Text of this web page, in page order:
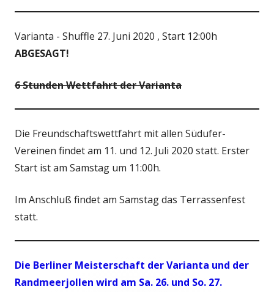
Varianta - Shuffle 27. Juni 2020 , Start 12:00h
ABGESAGT!
6 Stunden Wettfahrt der Varianta
Die Freundschaftswettfahrt mit allen Südufer-
Vereinen findet am 11. und 12. Juli 2020 statt. Erster
Start ist am Samstag um 11:00h.
Im Anschluß findet am Samstag das Terrassenfest
statt.
Die Berliner Meisterschaft der Varianta und der
Randmeerjollen wird am Sa. 26. und So. 27.